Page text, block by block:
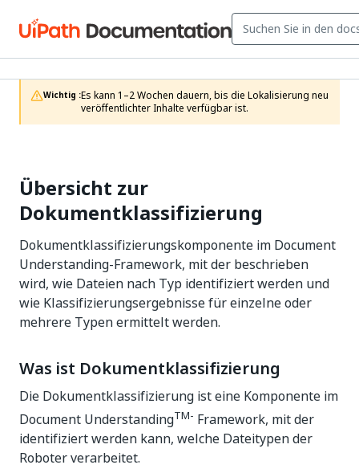
Wichtig :Es kann 1–2 Wochen dauern, bis die Lokalisierung neu
veröffentlichter Inhalte verfügbar ist.
Übersicht zur
Dokumentklassifizierung
Dokumentklassifizierungskomponente im Document
Understanding-Framework, mit der beschrieben
wird, wie Dateien nach Typ identifiziert werden und
wie Klassifizierungsergebnisse für einzelne oder
mehrere Typen ermittelt werden.
Was ist Dokumentklassifizierung
Die Dokumentklassifizierung ist eine Komponente im
Document UnderstandingTM- Framework, mit der
identifiziert werden kann, welche Dateitypen der
Roboter verarbeitet.